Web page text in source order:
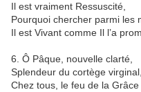
Il est vraiment Ressuscité,
Pourquoi chercher parmi les
Il est Vivant comme Il l’a
6. Ô Pâque, nouvelle clarté,
Splendeur du cortège virginal,
Chez tous, le feu de la